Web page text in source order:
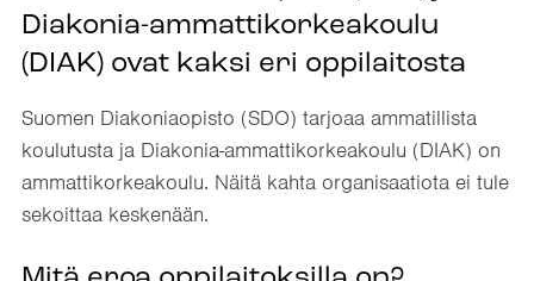
Diakonia-ammattikorkeakoulu
(DIAK) ovat kaksi eri oppilaitosta
Suomen Diakoniaopisto (SDO) tarjoaa ammatillista
koulutusta ja Diakonia-ammattikorkeakoulu (DIAK) on
ammattikorkeakoulu. Näitä kahta organisaatiota ei tule
sekoittaa keskenään.